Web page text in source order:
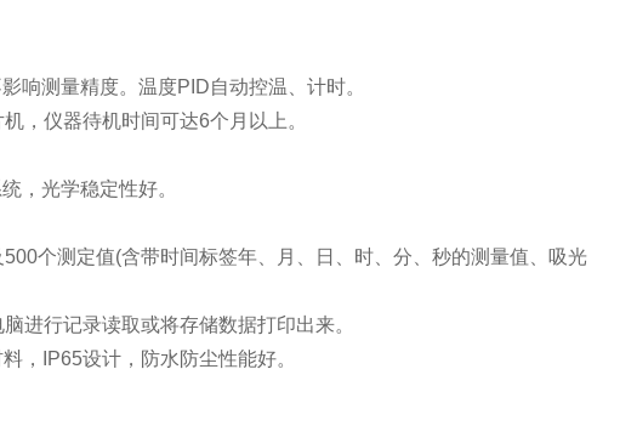
响测量精度。温度PID自动控温、计时。
，仪器待机时间可达6个月以上。
，光学稳定性好。
个测定值(含带时间标签年、月、日、时、分、秒的测量值、吸光
进行记录读取或将存储数据打印出来。
，IP65设计，防水防尘性能好。